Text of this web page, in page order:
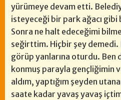
yürümeye devam etti.
isteyeceği bir park ağacı
Sonra ne halt edeceğimi
seğirttim. Hiçbir şey demedi.
görüp yanlarına oturdu. Ben
konmuş parayla gençliğimin ve
aldım, yaptığım şeyden
saate kadar yavaş yavaş